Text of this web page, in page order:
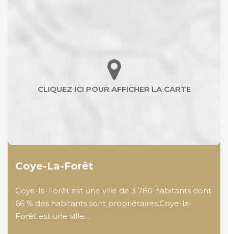
Coye-La-Forêt
Coye-la-Forêt est une ville de 3 780 habitants dont
66 % des habitants sont propriétaires.Coye-la-
Forêt est une ville...